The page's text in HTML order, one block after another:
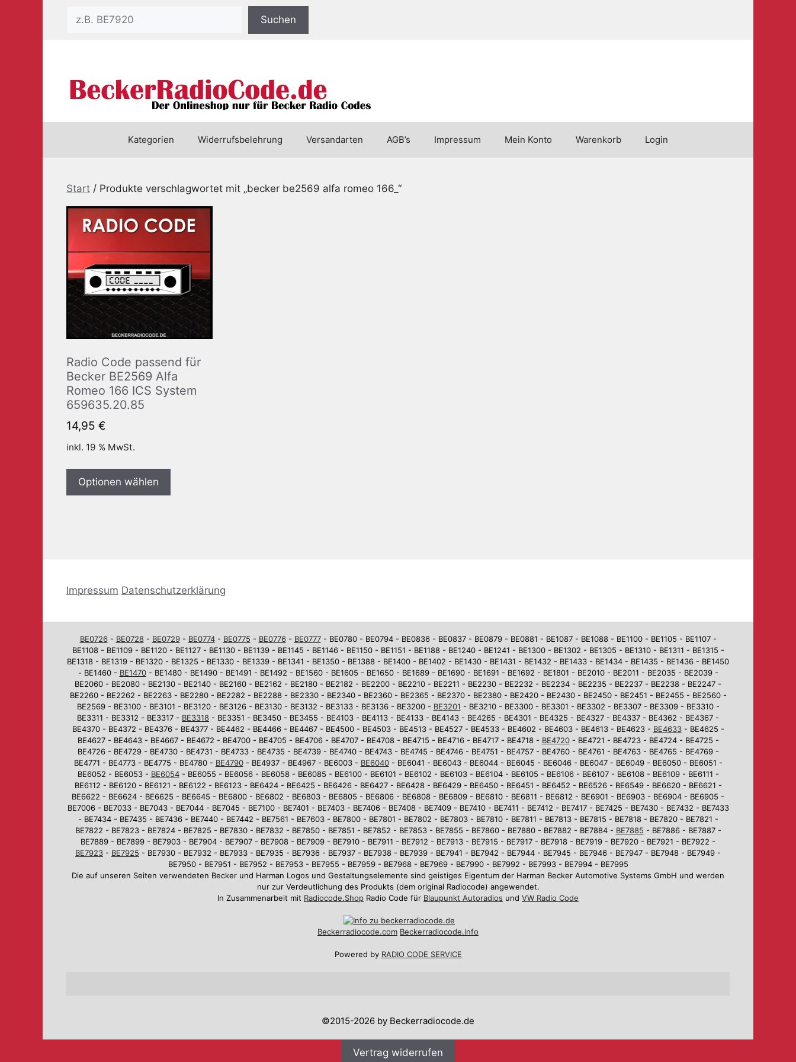
Suchen
Kategorien Widerrufsbelehrung Versandarten AGB’s Impressum Mein Konto Warenkorb Login
Start / Produkte verschlagwortet mit „becker be2569 alfa romeo 166_“
Radio Code passend für
Becker BE2569 Alfa
Romeo 166 ICS System
659635.20.85
14,95 €
inkl. 19 % MwSt.
Optionen wählen
Impressum Datenschutzerklärung
BE0726- BE0728- BE0729- BE0774- BE0775 - BE0776- BE0777- BE0780 - BE0794 - BE0836 - BE0837 - BE0879 - BE0881 - BE1087 - BE1088 - BE1100 - BE1105 - BE1107 -
BE1108 - BE1109 - BE1120 - BE1127 - BE1130 - BE1139 - BE1145 - BE1146 - BE1150 - BE1151 - BE1188 - BE1240 - BE1241 - BE1300 - BE1302 - BE1305 - BE1310 - BE1311 - BE1315 -
BE1318 - BE1319 - BE1320 - BE1325 - BE1330 - BE1339 - BE1341 - BE1350 - BE1388 - BE1400 - BE1402 - BE1430 - BE1431 - BE1432 - BE1433 - BE1434 - BE1435 - BE1436 - BE1450
- BE1460 - BE1470- BE1480 - BE1490 - BE1491 - BE1492 - BE1560 - BE1605 - BE1650 - BE1689 - BE1690 - BE1691 - BE1692 - BE1801 - BE2010 - BE2011 - BE2035 - BE2039 -
BE2060 - BE2080 - BE2130 - BE2140 - BE2160 - BE2162 - BE2180 - BE2182 - BE2200 - BE2210 - BE2211 - BE2230 - BE2232 - BE2234 - BE2235 - BE2237 - BE2238 - BE2247 -
BE2260 - BE2262 - BE2263 - BE2280 - BE2282 - BE2288 - BE2330 - BE2340 - BE2360 - BE2365 - BE2370 - BE2380 - BE2420 - BE2430 - BE2450 - BE2451 - BE2455 - BE2560 -
BE2569 - BE3100 - BE3101 - BE3120 - BE3126 - BE3130 - BE3132 - BE3133 - BE3136 - BE3200 - BE3201 - BE3210 - BE3300 - BE3301 - BE3302 - BE3307 - BE3309 - BE3310 -
BE3311 - BE3312 - BE3317 - BE3318 - BE3351 - BE3450 - BE3455 - BE4103 - BE4113 - BE4133 - BE4143 - BE4265 - BE4301 - BE4325 - BE4327 - BE4337 - BE4362 - BE4367 -
BE4370 - BE4372 - BE4376 - BE4377 - BE4462 - BE4466 - BE4467 - BE4500 - BE4503 - BE4513 - BE4527 - BE4533 - BE4602 - BE4603 - BE4613 - BE4623 - BE4633- BE4625 -
BE4627 - BE4643 - BE4667 - BE4672 - BE4700 - BE4705 - BE4706 - BE4707 - BE4708 - BE4715 - BE4716 - BE4717 - BE4718 - BE4720- BE4721 - BE4723 - BE4724 - BE4725 -
BE4726 - BE4729 - BE4730 - BE4731 - BE4733 - BE4735 - BE4739 - BE4740 - BE4743 - BE4745 - BE4746 - BE4751 - BE4757 - BE4760 - BE4761 - BE4763 - BE4765 - BE4769 -
BE4771 - BE4773 - BE4775 - BE4780 - BE4790- BE4937 - BE4967 - BE6003 - BE6040- BE6041 - BE6043 - BE6044 - BE6045 - BE6046 - BE6047 - BE6049 - BE6050 - BE6051 -
BE6052 - BE6053 - BE6054- BE6055 - BE6056 - BE6058 - BE6085 - BE6100 - BE6101 - BE6102 - BE6103 - BE6104 - BE6105 - BE6106 - BE6107 - BE6108 - BE6109 - BE6111 -
BE6112 - BE6120 - BE6121 - BE6122 - BE6123 - BE6424 - BE6425 - BE6426 - BE6427 - BE6428 - BE6429 - BE6450 - BE6451 - BE6452 - BE6526 - BE6549 - BE6620 - BE6621 -
BE6622 - BE6624 - BE6625 - BE6645 - BE6800 - BE6802 - BE6803 - BE6805 - BE6806 - BE6808 - BE6809 - BE6810 - BE6811 - BE6812 - BE6901 - BE6903 - BE6904 - BE6905 -
BE7006 - BE7033 - BE7043 - BE7044 - BE7045 - BE7100 - BE7401 - BE7403 - BE7406 - BE7408 - BE7409 - BE7410 - BE7411 - BE7412 - BE7417 - BE7425 - BE7430 - BE7432 - BE7433
- BE7434 - BE7435 - BE7436 - BE7440 - BE7442 - BE7561 - BE7603 - BE7800 - BE7801 - BE7802 - BE7803 - BE7810 - BE7811 - BE7813 - BE7815 - BE7818 - BE7820 - BE7821 -
BE7822 - BE7823 - BE7824 - BE7825 - BE7830 - BE7832 - BE7850 - BE7851 - BE7852 - BE7853 - BE7855 - BE7860 - BE7880 - BE7882 - BE7884 - BE7885 - BE7886 - BE7887 -
BE7889 - BE7899 - BE7903 - BE7904 - BE7907 - BE7908 - BE7909 - BE7910 - BE7911 - BE7912 - BE7913 - BE7915 - BE7917 - BE7918 - BE7919 - BE7920 - BE7921 - BE7922 -
BE7923 - BE7925 - BE7930 - BE7932 - BE7933 - BE7935 - BE7936 - BE7937 - BE7938 - BE7939 - BE7941 - BE7942 - BE7944 - BE7945 - BE7946 - BE7947 - BE7948 - BE7949 -
BE7950 - BE7951 - BE7952 - BE7953 - BE7955 - BE7959 - BE7968 - BE7969 - BE7990 - BE7992 - BE7993 - BE7994 - BE7995
Die auf unseren Seiten verwendeten Becker und Harman Logos und Gestaltungselemente sind geistiges Eigentum der Harman Becker Automotive Systems GmbH und werden
nur zur Verdeutlichung des Produkts (dem original Radiocode) angewendet.
In Zusammenarbeit mit Radiocode.Shop Radio Code für Blaupunkt Autoradios und VW Radio Code
Beckerradiocode.com Beckerradiocode.info
Powered by RADIO CODE SERVICE
©2015-2026 by Beckerradiocode.de
Vertrag widerrufen